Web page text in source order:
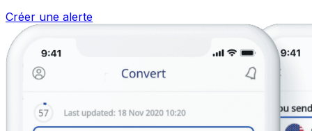
Créer une alerte